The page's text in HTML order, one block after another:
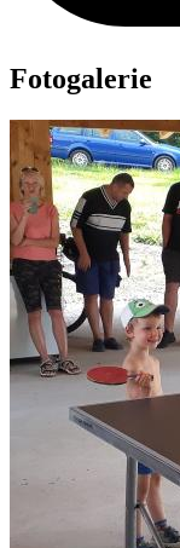
Fotogalerie